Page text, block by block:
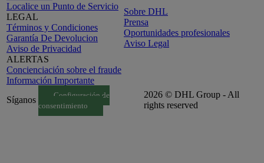
Localice un Punto de Servicio
LEGAL
Términos y Condiciones
Garantía De Devolucion
Aviso de Privacidad
ALERTAS
Concienciación sobre el fraude
Información Importante
Sobre DHL
Prensa
Oportunidades profesionales
Aviso Legal
Síganos
Configuración de
consentimiento
2026 © DHL Group - All
rights reserved